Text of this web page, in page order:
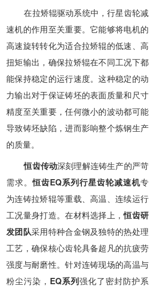
在拉矫辊驱动系统中，行星齿轮减
速机的作用至关重要。它能够将电机的
高速旋转转化为适合拉矫辊的低速、高
扭矩输出，确保拉矫辊在不同工况下都
能保持稳定的运行速度。这种稳定的动
力输出对于保证铸坯的表面质量和尺寸
精度至关重要，任何微小的波动都可能
导致铸坯缺陷，进而影响整个炼钢生产
的质量。
恒齿传动深刻理解连铸生产的严苛
需求。恒齿EQ系列行星齿轮减速机专
为连铸拉矫辊等重载、高温、连续运行
工况量身打造。在材料选择上，恒齿研
发团队采用特种合金钢及独特的热处理
工艺，确保核心齿轮具备超凡的抗疲劳
强度与耐磨性。针对连铸现场的高温与
粉尘污染， EQ系列强化了密封防护系